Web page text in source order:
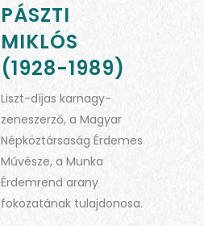
PÁSZTI
MIKLÓS
(1928-1989)
Liszt-díjas karnagy-
zeneszerző, a Magyar
Népköztársaság Érdemes
Művésze, a Munka
Érdemrend arany
fokozatának tulajdonosa.